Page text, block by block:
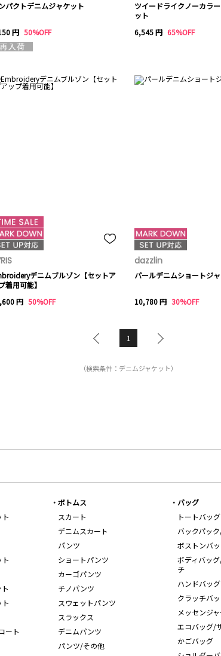
パクトデニムジャケット
円 50%OFF
ツイードライクノーカラ
ット
6,545 円 65%OFF
デニムブルゾン【セットア
着用可能】
円 50%OFF
dazzlin
パールデニムショートジ
10,780 円 30%OFF
1
（検索条件：デニムジャケット）
ート
ボトムス
スカート
デニムスカート
パンツ
ショートパンツ
カーゴパンツ
チノパンツ
スウェットパンツ
スラックス
デニムパンツ
パンツ/その他
バッグ
トートバッグ
バックパッ
ボストンバ
ボディバッ
チ
ハンドバッグ
クラッチバ
メッセンジ
エコバッグ/
かごバッグ